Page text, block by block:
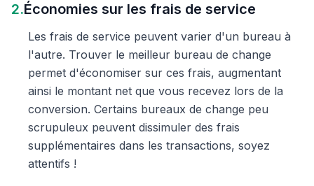
2.Économies sur les frais de service
Les frais de service peuvent varier d'un bureau à
l'autre. Trouver le meilleur bureau de change
permet d'économiser sur ces frais, augmentant
ainsi le montant net que vous recevez lors de la
conversion. Certains bureaux de change peu
scrupuleux peuvent dissimuler des frais
supplémentaires dans les transactions, soyez
attentifs !